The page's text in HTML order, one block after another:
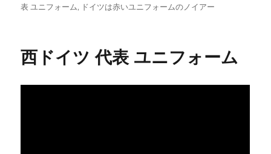
稿
グ
表 ユニフォーム, ドイツは赤いユニフォームのノイアー
西ドイツ 代表 ユニフォーム